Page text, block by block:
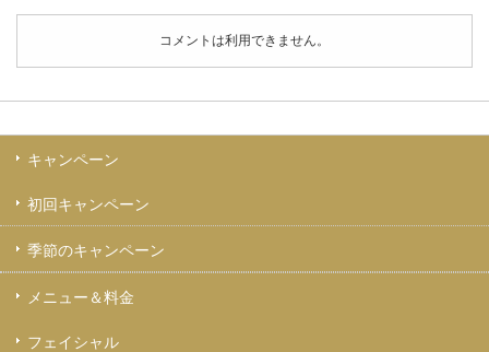
コメントは利用できません。
キャンペーン
初回キャンペーン
季節のキャンペーン
メニュー＆料金
フェイシャル